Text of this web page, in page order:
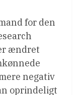
for den
ændret
negativ
oprindeligt